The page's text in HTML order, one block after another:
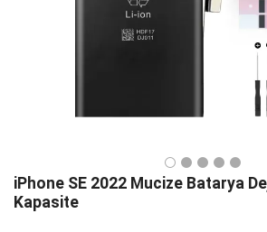
iPhone SE 2022 Mucize Batarya
Kapasite